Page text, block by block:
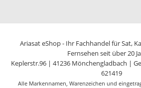
Ariasat eShop - Ihr Fachhandel für Sat,
Fernsehen seit über 20
Keplerstr.96 | 41236 Mönchengladbach |
621419
Alle Markennamen, Warenzeichen und